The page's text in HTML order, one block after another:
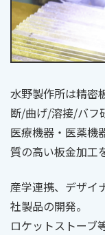
水野製作所は精密
断/曲げ/溶接/バフ
医療機器・医薬機
質の高い板金加工
産学連携、デザイ
社製品の開発。
ロケットストーブ